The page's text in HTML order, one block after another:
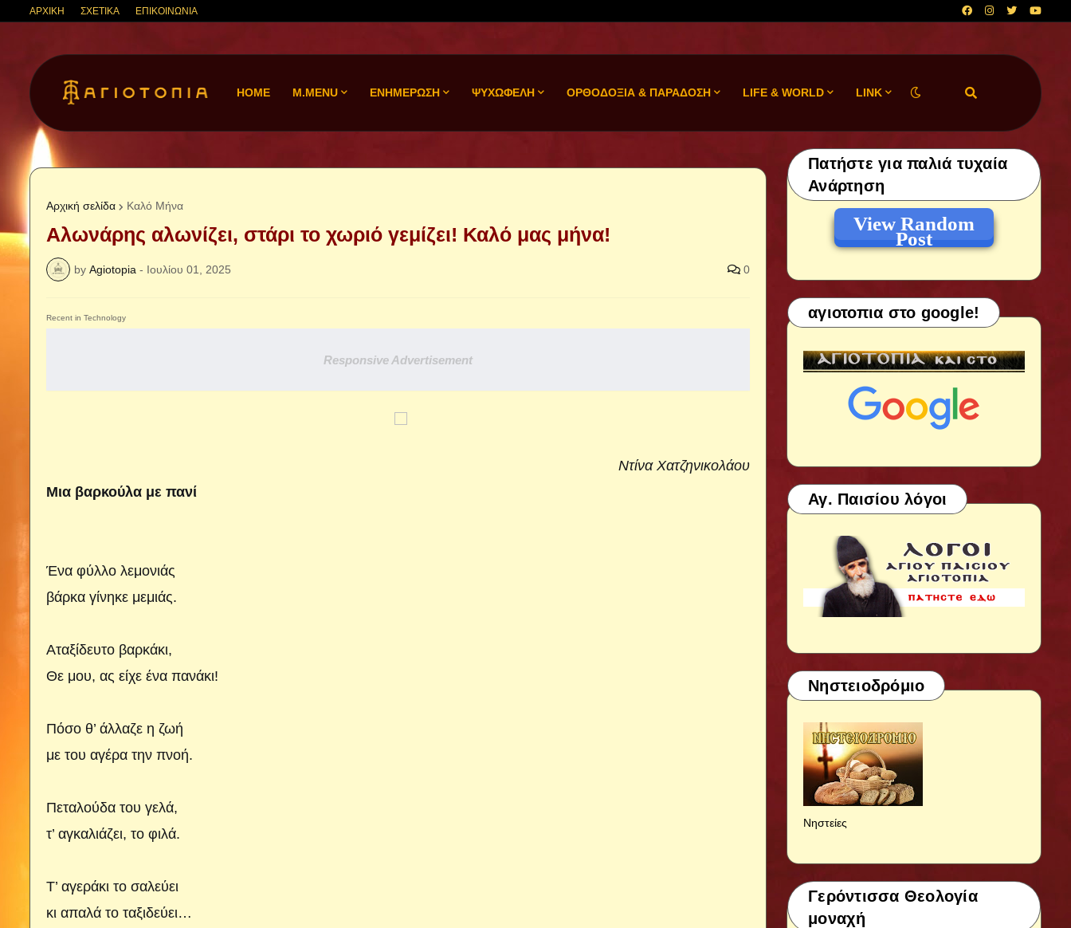
ΑΡΧΙΚΗ ΣΧΕΤΙΚΑ ΕΠΙΚΟΙΝΩΝΙΑ
HOME M.MENU ΕΝΗΜΕΡΩΣΗ ΨΥΧΩΦΕΛΗ ΟΡΘΟΔΟΞΙΑ & ΠΑΡΑΔΟΣΗ LIFE & WORLD LINK
Αρχική σελίδα Καλό Μήνα
Αλωνάρης αλωνίζει, στάρι το χωριό γεμίζει! Καλό μας μήνα!
by Agiotopia - Ιουλίου 01, 2025 0
Recent in Technology
Responsive Advertisement
Ντίνα Χατζηνικολάου
Μια βαρκούλα με πανί
Ένα φύλλο λεμονιάς
βάρκα γίνηκε μεμιάς.
Αταξίδευτο βαρκάκι,
Θε μου, ας είχε ένα πανάκι!
Πόσο θ’ άλλαζε η ζωή
με του αγέρα την πνοή.
Πεταλούδα του γελά,
τ’ αγκαλιάζει, το φιλά.
Τ’ αγεράκι το σαλεύει
κι απαλά το ταξιδεύει…
Πατήστε για παλιά τυχαία
Ανάρτηση
View Random
Post
αγιοτοπια στο google!
Αγ. Παισίου λόγοι
Νηστειοδρόμιο
Νηστείες
Γερόντισσα Θεολογία
μοναχή